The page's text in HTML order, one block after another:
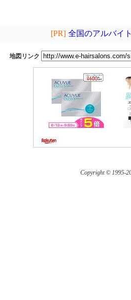
[PR] 全国のアルバイ
地図リンク
Copyright © 1995-